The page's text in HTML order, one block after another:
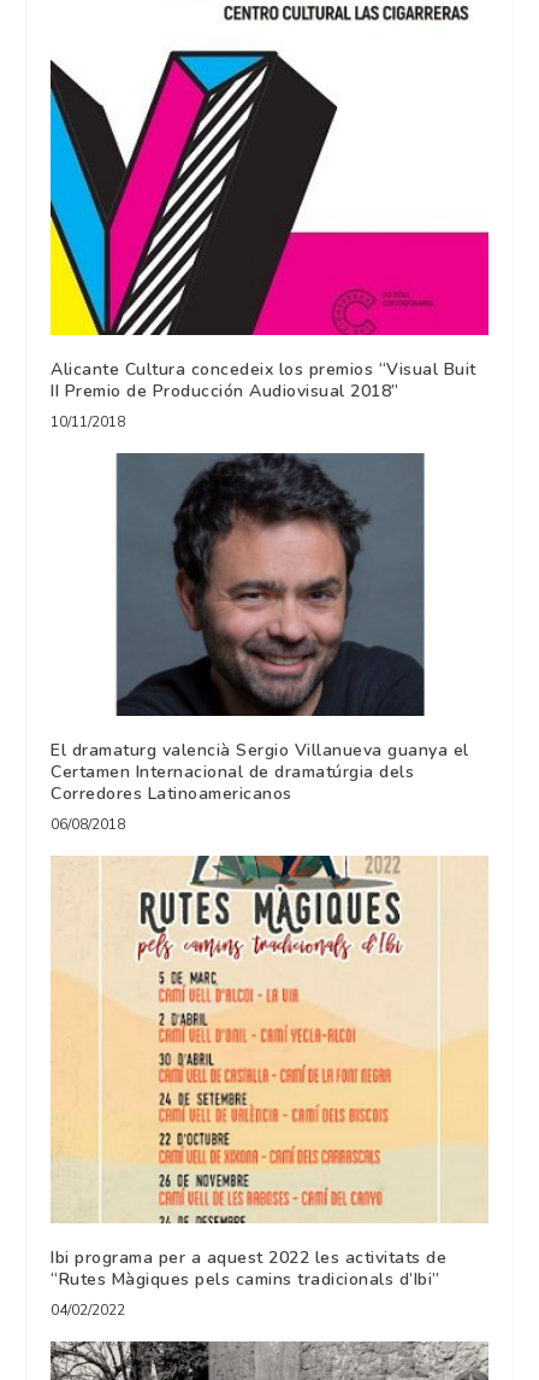
Alicante Cultura concedeix los premios “Visual Buit
II Premio de Producción Audiovisual 2018”
10/11/2018
El dramaturg valencià Sergio Villanueva guanya el
Certamen Internacional de dramatúrgia dels
Corredores Latinoamericanos
06/08/2018
Ibi programa per a aquest 2022 les activitats de
“Rutes Màgiques pels camins tradicionals d’Ibi”
04/02/2022